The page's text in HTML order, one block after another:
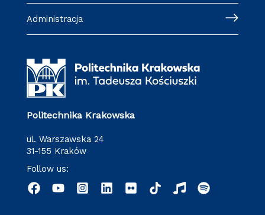
Administracja
Politechnika Krakowska
ul. Warszawska 24
31-155 Kraków
Follow us: